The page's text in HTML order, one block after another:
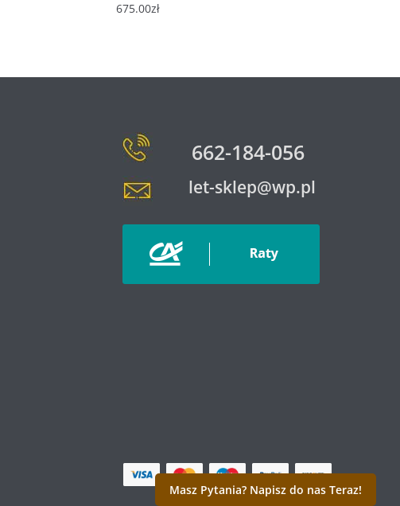
Masz Pytania? Napisz do nas Teraz!
675.00zł
662-184-056
let-sklep@wp.pl